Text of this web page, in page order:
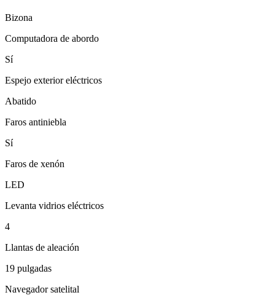
Bizona
Computadora de abordo
Sí
Espejo exterior eléctricos
Abatido
Faros antiniebla
Sí
Faros de xenón
LED
Levanta vidrios eléctricos
4
Llantas de aleación
19 pulgadas
Navegador satelital